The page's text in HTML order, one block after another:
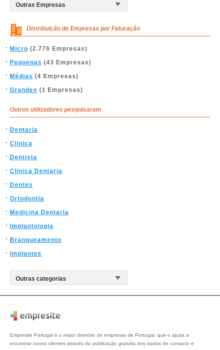
Distribuição de Empresas por Faturação
Micro (2.776 Empresas)
Pequenas (43 Empresas)
Médias (4 Empresas)
Grandes (1 Empresas)
Outros utilizadores pesquisaram
Dentaria
Clinica
Dentista
Clinica Dentaria
Dentes
Ortodontia
Medicina Dentaria
Implantologia
Branqueamento
Implantes
Empresite Portugal é o maior diretório de empresas de Portugal, que o ajuda a
encontrar novos clientes através da publicação gratuita dos dados de contacto e